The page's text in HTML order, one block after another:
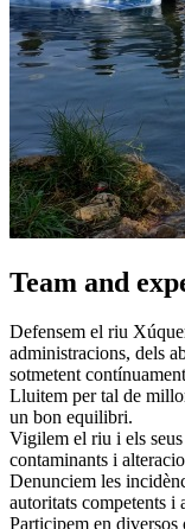
Team and
Defensem el riu
administracions, dels
sotmetent
Lluitem per tal de
un bon equilibri.
Vigilem el riu i els
contaminants i
Denunciem les
autoritats competents i
Participem en diversos